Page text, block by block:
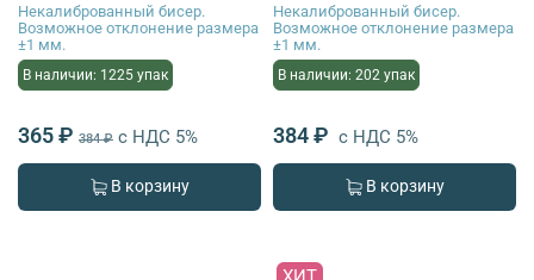
Некалиброванный бисер.
Возможное отклонение размера
±1 мм.
В наличии: 1225 упак
365 ₽ 384 ₽ с НДС 5%
В корзину
Некалиброванный бисер.
Возможное отклонение размера
±1 мм.
В наличии: 202 упак
384 ₽ с НДС 5%
В корзину